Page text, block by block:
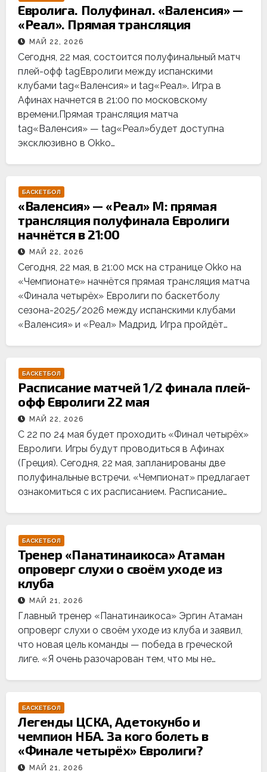
Евролига. Полуфинал. «Валенсия» —
«Реал». Прямая трансляция
МАЙ 22, 2026
Сегодня, 22 мая, состоится полуфинальный матч
плей-офф tagЕвролиги между испанскими
клубами tag«Валенсия» и tag«Реал». Игра в
Афинах начнется в 21:00 по московскому
времени.Прямая трансляция матча
tag«Валенсия» — tag«Реал»будет доступна
эксклюзивно в Okko…
БАСКЕТБОЛ
«Валенсия» — «Реал» М: прямая
трансляция полуфинала Евролиги
начнётся в 21:00
МАЙ 22, 2026
Сегодня, 22 мая, в 21:00 мск на странице Okko на
«Чемпионате» начнётся прямая трансляция матча
«Финала четырёх» Евролиги по баскетболу
сезона-2025/2026 между испанскими клубами
«Валенсия» и «Реал» Мадрид. Игра пройдёт…
БАСКЕТБОЛ
Расписание матчей 1/2 финала плей-
офф Евролиги 22 мая
МАЙ 22, 2026
С 22 по 24 мая будет проходить «Финал четырёх»
Евролиги. Игры будут проводиться в Афинах
(Греция). Сегодня, 22 мая, запланированы две
полуфинальные встречи. «Чемпионат» предлагает
ознакомиться с их расписанием. Расписание…
БАСКЕТБОЛ
Тренер «Панатинаикоса» Атаман
опроверг слухи о своём уходе из
клуба
МАЙ 21, 2026
Главный тренер «Панатинаикоса» Эргин Атаман
опроверг слухи о своём уходе из клуба и заявил,
что новая цель команды — победа в греческой
лиге. «Я очень разочарован тем, что мы не…
БАСКЕТБОЛ
Легенды ЦСКА, Адетокунбо и
чемпион НБА. За кого болеть в
«Финале четырёх» Евролиги?
МАЙ 21, 2026